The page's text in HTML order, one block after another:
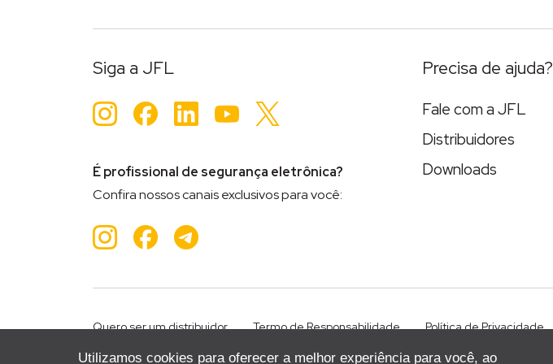
Utilizamos cookies para oferecer a melhor experiência para você, ao
Siga a JFL
Instagram
Facebook
LinkedInYouTube
É profissional de segurança eletrônica?
Confira nossos canais exclusivos para você:
Instagram
Facebook
Teleram
Precisa de ajuda?
Fale com a JFL
Distribuidores
Downloads
Quero ser um distribuidor Termo de Responsabilidade Política de Privacidade